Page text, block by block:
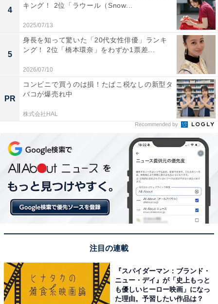
1位は「宇奈月温泉」でした。黒部峡谷の玄関口に位置
する宇奈月温泉は、富山を代表する名湯。四季折々の自
然が楽しめる絶景と、豊富な湯量を誇る透明でやさしい
お湯が魅力です。トロッコ列車や峡谷美など観光資源も
豊富で、老後にゆったり滞在するにはぴったりの環境が
整っています。
回答者のコメントを見ると「黒部峡谷の険しくも美しい
四季の移ろいをトロッコ列車から眺める悦びがあり、無
色透明の澄み切った湯に浸かって日々の喧騒を完全に忘
却できるから」（60代男性／埼玉県）、「コンパクトな
造りで、移動が大変じゃなさそうだから」（30代女性／
埼玉県）、「黒部ダムを観光した後に立ち寄る場所とし
て、アクセスが良い」（20代男性／千葉県）といった声
がありました。
※回答者のコメントは原文ママです
次ページ
7位までの全ランキング結果を見
4
キング！ 2位「ラウール（Snow...
2025/07/13
5
身長を知って驚いた「20代女性俳優」ランキ
ング！ 2位「橋本環奈」をわずか1票差...
2026/07/10
PR
コンビニで買うのは損！たばこ税なしの新型タ
バコが爆売れ中
株式会社HAL
Recommended by
注目の連載
『スパイダーマン：ブランド・
ニュー・デイ』が「史上もっと
も優しいヒーロー映画」になっ
た理由。予習したい作品は？